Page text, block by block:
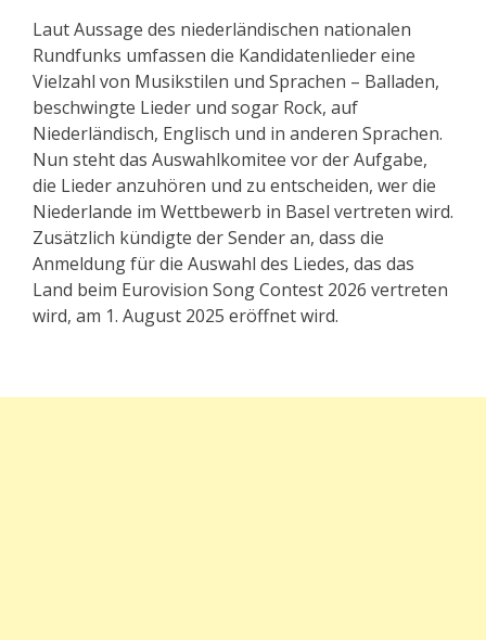
Laut Aussage des niederländischen nationalen
Rundfunks umfassen die Kandidatenlieder eine
Vielzahl von Musikstilen und Sprachen – Balladen,
beschwingte Lieder und sogar Rock, auf
Niederländisch, Englisch und in anderen Sprachen.
Nun steht das Auswahlkomitee vor der Aufgabe,
die Lieder anzuhören und zu entscheiden, wer die
Niederlande im Wettbewerb in Basel vertreten wird.
Zusätzlich kündigte der Sender an, dass die
Anmeldung für die Auswahl des Liedes, das das
Land beim Eurovision Song Contest 2026 vertreten
wird, am 1. August 2025 eröffnet wird.